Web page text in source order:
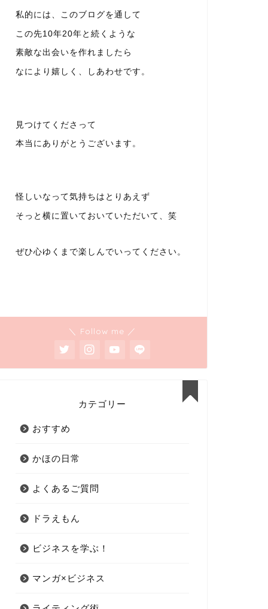
私的には、このブログを通して
この先10年20年と続くような
素敵な出会いを作れましたら
なにより嬉しく、しあわせです。
見つけてくださって
本当にありがとうございます。
怪しいなって気持ちはとりあえず
そっと横に置いておいていただいて、笑
ぜひ心ゆくまで楽しんでいってください。
＼ Follow me ／
カテゴリー
おすすめ
かほの日常
よくあるご質問
ドラえもん
ビジネスを学ぶ！
マンガ×ビジネス